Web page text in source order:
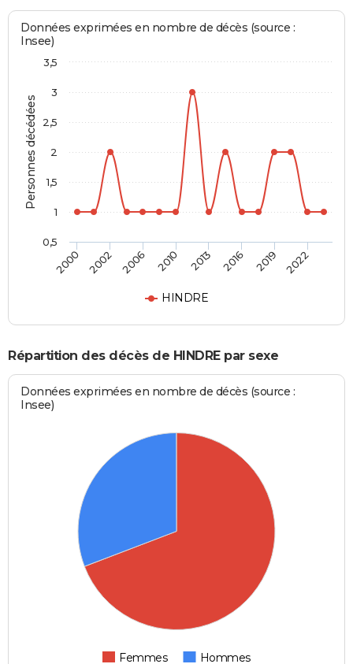
Personnes décédées
Données exprimées en nombre de décès (source :
Insee)
HINDRE
2000 2002 2006 2010 2013 2016 2019 2022
0,5
1
1,5
2
2,5
3
3,5
Répartition des décès de HINDRE par sexe
Données exprimées en nombre de décès (source :
Insee)
Femmes Hommes